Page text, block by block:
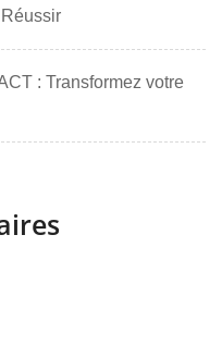
: Transformez votre